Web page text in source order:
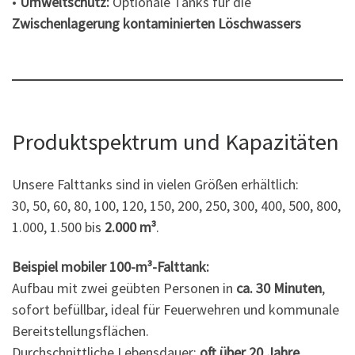
Zwischenlagerung kontaminierten Löschwassers
Produktspektrum und Kapazitäten
Unsere Falttanks sind in vielen Größen erhältlich:
30, 50, 60, 80, 100, 120, 150, 200, 250, 300, 400, 500, 800,
1.000, 1.500 bis 2.000 m³.
Beispiel mobiler 100-m³-Falttank:
Aufbau mit zwei geübten Personen in ca. 30 Minuten,
sofort befüllbar, ideal für Feuerwehren und kommunale
Bereitstellungsflächen.